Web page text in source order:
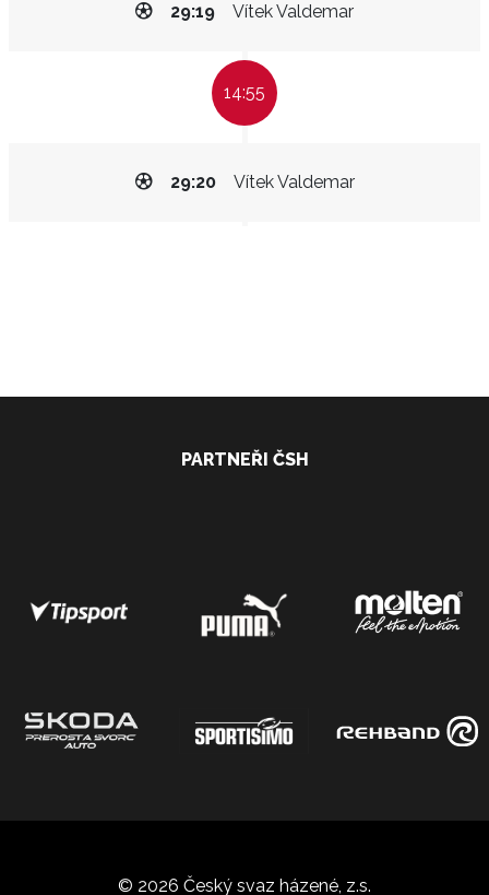
Vítek Valdemar
29:19
14:55
Vítek Valdemar
29:20
PARTNEŘI ČSH
© 2026 Český svaz házené, z.s.